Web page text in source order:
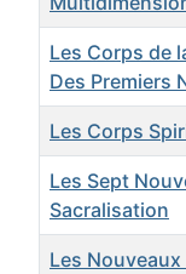
Les Corps de
Des Premiers
Les Corps
Les Sept
Sacralisation
Les